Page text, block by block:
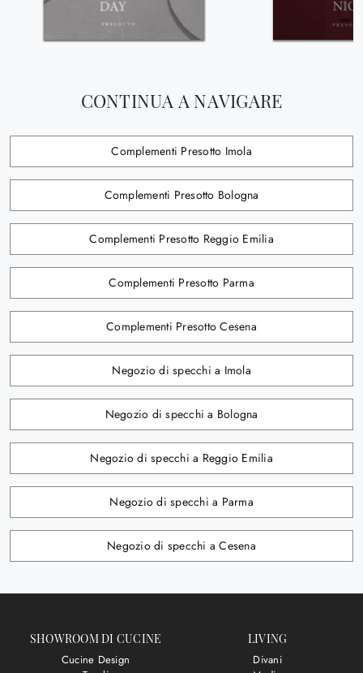
CONTINUA A NAVIGARE
Complementi Presotto Imola
Complementi Presotto Bologna
Complementi Presotto Reggio Emilia
Complementi Presotto Parma
Complementi Presotto Cesena
Negozio di specchi a Imola
Negozio di specchi a Bologna
Negozio di specchi a Reggio Emilia
Negozio di specchi a Parma
Negozio di specchi a Cesena
SHOWROOM DI CUCINE
Cucine Design
LIVING
Divani